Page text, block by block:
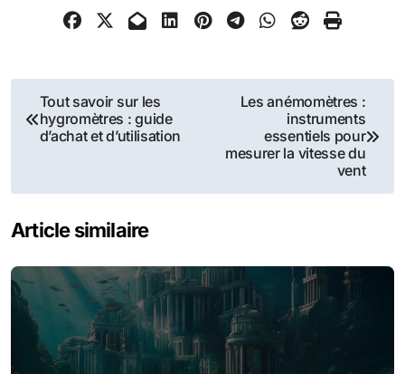
Navigation
de
Tout savoir sur les
hygromètres : guide
d’achat et d’utilisation
Les anémomètres :
instruments
essentiels pour
mesurer la vitesse du
vent
Article similaire